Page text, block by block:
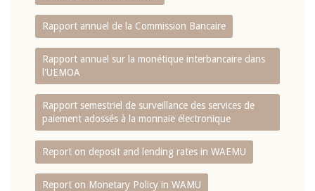
Rapport annuel de la Commission Bancaire
Rapport annuel sur la monétique interbancaire dans
l'UEMOA
Rapport semestriel de surveillance des services de
paiement adossés à la monnaie électronique
Report on deposit and lending rates in WAEMU
Report on Monetary Policy in WAMU